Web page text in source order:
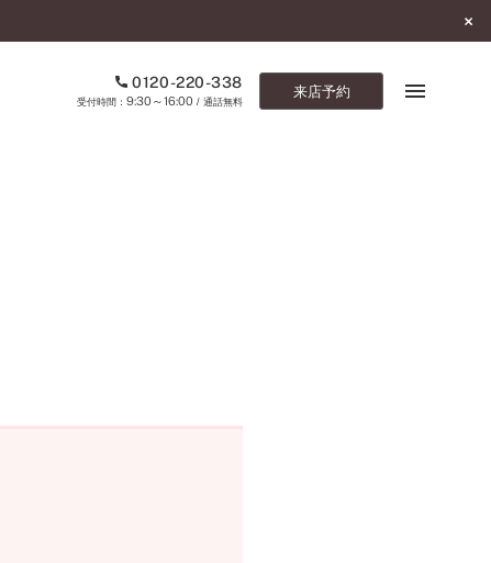
0120-220-338
9:30～16:00/ 通話無料
来店予約